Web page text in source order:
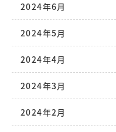
2024年6月
2024年5月
2024年4月
2024年3月
2024年2月